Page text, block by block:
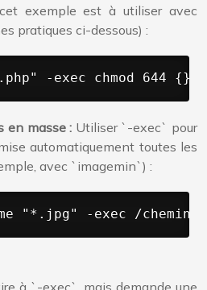
exemple est à utiliser avec
pratiques ci-dessous) :
-exec chmod 644 {} ;
en masse : Utiliser `-exec` pour
automatiquement toutes les
avec `imagemin`) :
"*.jpg" -exec /
à `-exec`, mais demande une